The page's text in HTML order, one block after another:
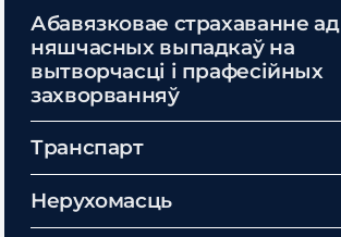
Абавязковае страхаванне ад
няшчасных выпадкаў на
вытворчасці і прафесійных
захворванняў
Транспарт
Нерухомасць